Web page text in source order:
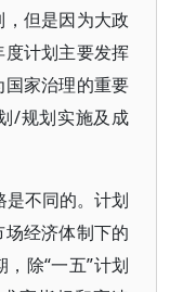
但是因为大政
计划主要发挥
家治理的重要
/规划实施及成
不同的。计划
经济体制下的
除“一五”计划